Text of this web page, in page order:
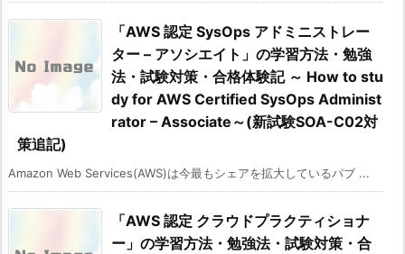
「AWS 認定 SysOps アドミニストレー
ター – アソシエイト」の学習方法・勉強
法・試験対策・合格体験記 ～ How to stu
dy for AWS Certified SysOps Administ
rator – Associate～(新試験SOA-C02対
策追記)
Amazon Web Services(AWS)は今最もシェアを拡大しているパブ ...
「AWS 認定 クラウドプラクティショナ
ー」の学習方法・勉強法・試験対策・合